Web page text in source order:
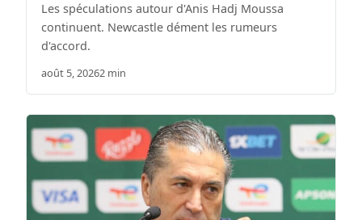
Les spéculations autour d'Anis Hadj Moussa
continuent. Newcastle dément les rumeurs
d'accord.
août 5, 20262 min